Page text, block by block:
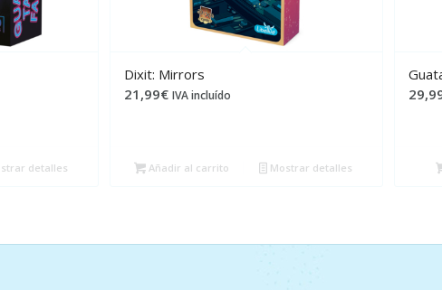
detalles
Dixit: Mirrors
21,99€ IVA incluído
Añadir al carrito Mostrar detalles